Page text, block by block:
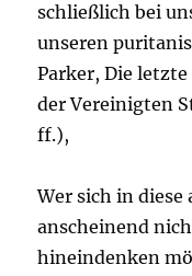
schließlich bei
unseren
Parker, Die
der Vereinigten
ff.),
Wer sich in diese
anscheinend
hineindenken